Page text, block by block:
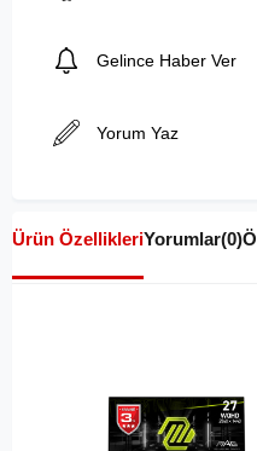
Gelince Haber Ver
Yorum Yaz
Ürün ÖzellikleriYorumlar(0)